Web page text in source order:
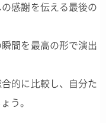
感謝を伝える最後の
間を最高の形で演出
的に比較し、自分た
う。